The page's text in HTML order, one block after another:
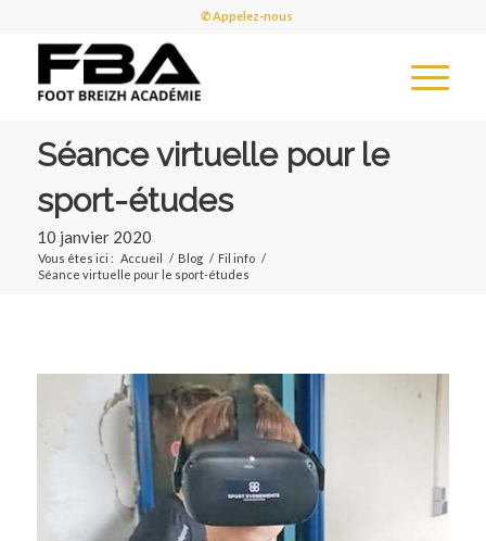
✆ Appelez-nous
Séance virtuelle pour le
sport-études
10 janvier 2020
Vous êtes ici : Accueil / Blog / Fil info /
Séance virtuelle pour le sport-études